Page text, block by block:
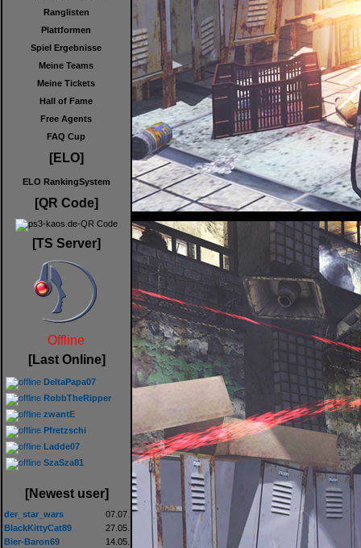
Ranglisten
Plattformen
Spiel Ergebnisse
Meine Teams
Meine Tickets
Hall of Fame
Free Agents
FAQ Cup
[ELO]
ELO RankingSystem
[QR Code]
[TS Server]
Offline
[Last Online]
DeltaPapa07
RobbTheRipper
zwantE
Pfretzschi
Ladde07
SzaSza81
[Newest user]
der_star_wars
07.07.
BlackKittyCat89
27.05.
Bier-Baron69
14.05.